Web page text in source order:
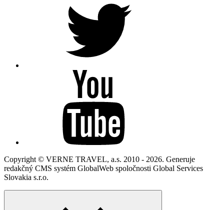
Copyright © VERNE TRAVEL, a.s. 2010 - 2026. Generuje
redakčný CMS systém GlobalWeb spoločnosti Global Services
Slovakia s.r.o.